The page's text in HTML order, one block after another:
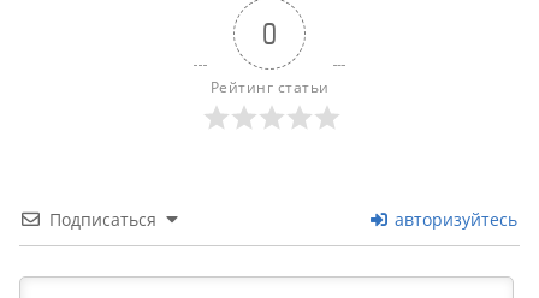
0
Рейтинг статьи
Подписаться авторизуйтесь